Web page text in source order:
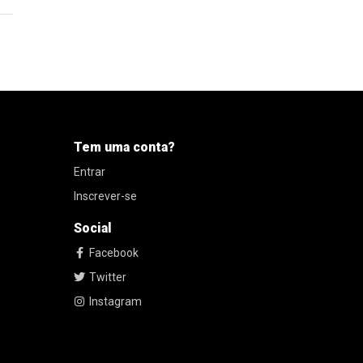
Tem uma conta?
Entrar
Inscrever-se
Social
Facebook
Twitter
Instagram